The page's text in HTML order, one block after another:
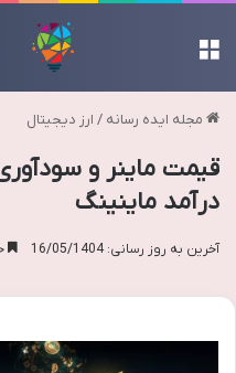
مجله ایده رسانه / ارز دیجیتال
قیمت ماینر و
درآمد ماینینگ
آخرین به روز رسانی: 16/05/1404